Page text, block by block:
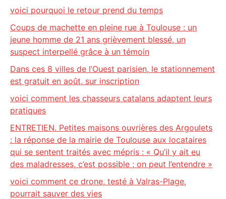
voici pourquoi le retour prend du temps
Coups de machette en pleine rue à Toulouse : un
jeune homme de 21 ans grièvement blessé, un
suspect interpellé grâce à un témoin
Dans ces 8 villes de l’Ouest parisien, le stationnement
est gratuit en août, sur inscription
voici comment les chasseurs catalans adaptent leurs
pratiques
ENTRETIEN. Petites maisons ouvrières des Argoulets
: la réponse de la mairie de Toulouse aux locataires
qui se sentent traités avec mépris : « Qu’il y ait eu
des maladresses, c’est possible ; on peut l’entendre »
voici comment ce drone, testé à Valras-Plage,
pourrait sauver des vies